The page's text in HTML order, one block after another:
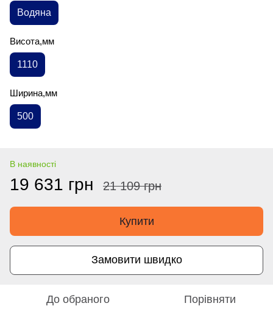
Водяна
Висота,мм
1110
Ширина,мм
500
В наявності
19 631 грн 21 109 грн
Купити
Замовити швидко
До обраного Порівняти